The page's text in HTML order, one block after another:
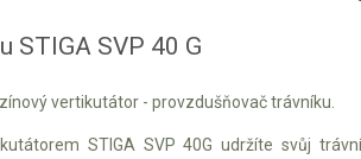
STIGA SVP 40 G
vertikutátor - provzdušňovač trávníku.
STIGA SVP 40G udržíte svůj